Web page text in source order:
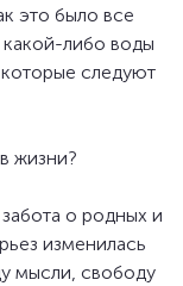
это было все
либо воды
следуют
жизни?
о родных и
изменилась
мысли, свободу